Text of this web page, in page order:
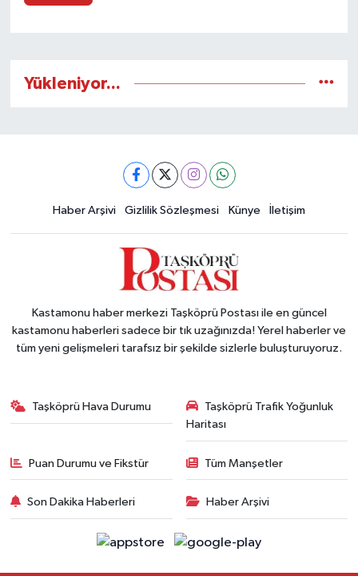
Yükleniyor...
Haber Arşivi Gizlilik Sözleşmesi Künye İletişim
Kastamonu haber merkezi Taşköprü Postası ile en güncel
kastamonu haberleri sadece bir tık uzağınızda! Yerel haberler ve
tüm yeni gelişmeleri tarafsız bir şekilde sizlerle buluşturuyoruz.
Taşköprü Hava Durumu
Taşköprü Trafik Yoğunluk
Haritası
Puan Durumu ve Fikstür Tüm Manşetler
Son Dakika Haberleri Haber Arşivi